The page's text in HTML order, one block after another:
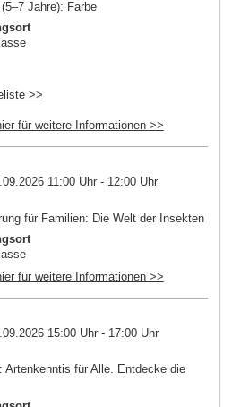
Jahre): Farbe
>>
für weitere Informationen >>
11:00 Uhr - 12:00 Uhr
für Familien: Die Welt der Insekten
für weitere Informationen >>
15:00 Uhr - 17:00 Uhr
Artenkenntis für Alle. Entdecke die